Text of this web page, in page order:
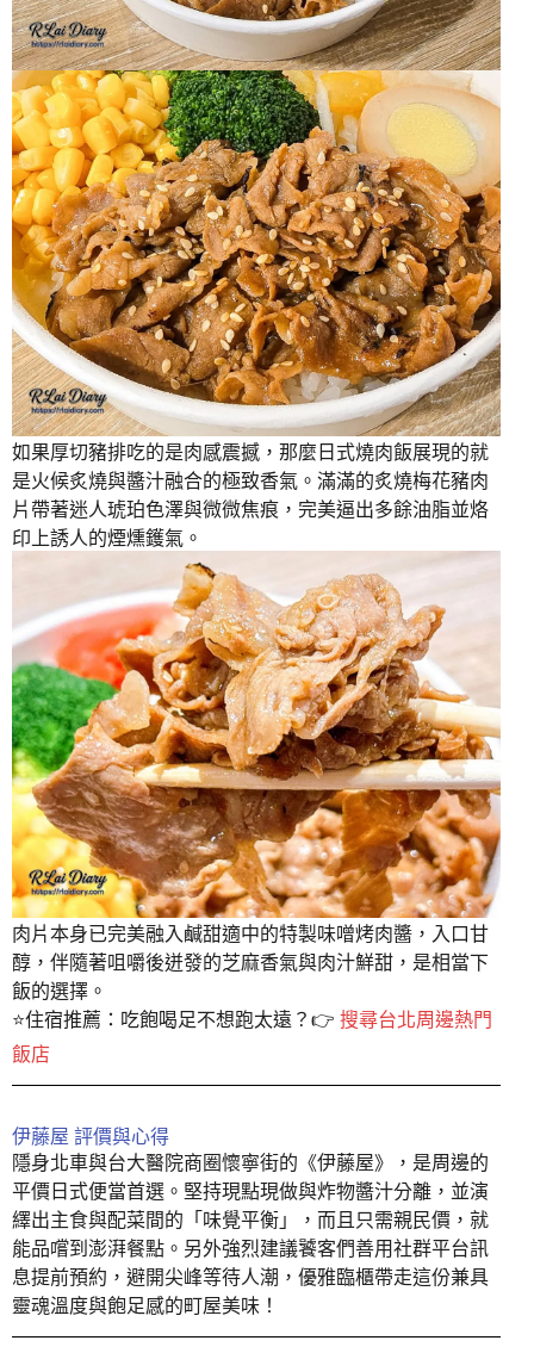
如果厚切豬排吃的是肉感震撼，那麼日式燒肉飯展現的就
是火候炙燒與醬汁融合的極致香氣。滿滿的炙燒梅花豬肉
片帶著迷人琥珀色澤與微微焦痕，完美逼出多餘油脂並烙
印上誘人的煙燻鑊氣。
肉片本身已完美融入鹹甜適中的特製味噌烤肉醬，入口甘
醇，伴隨著咀嚼後迸發的芝麻香氣與肉汁鮮甜，是相當下
飯的選擇。
⭐️住宿推薦：吃飽喝足不想跑太遠？👉 搜尋台北周邊熱門
飯店
伊藤屋 評價與心得
隱身北車與台大醫院商圈懷寧街的《伊藤屋》，是周邊的
平價日式便當首選。堅持現點現做與炸物醬汁分離，並演
繹出主食與配菜間的「味覺平衡」，而且只需親民價，就
能品嚐到澎湃餐點。另外強烈建議饕客們善用社群平台訊
息提前預約，避開尖峰等待人潮，優雅臨櫃帶走這份兼具
靈魂溫度與飽足感的町屋美味！